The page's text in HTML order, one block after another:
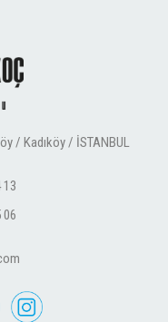
/ Kadıköy / İSTANBUL
13
06